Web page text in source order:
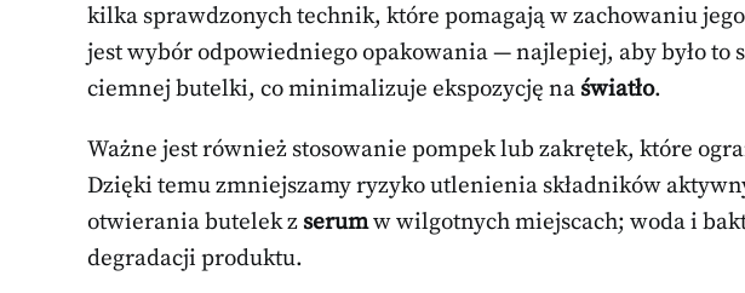
kilka sprawdzonych technik, które pomagają w zachowaniu
jest wybór odpowiedniego opakowania — najlepiej, aby było to
ciemnej butelki, co minimalizuje ekspozycję na światło.
Ważne jest również stosowanie pompek lub zakrętek, które
Dzięki temu zmniejszamy ryzyko utlenienia składników
otwierania butelek z serumw wilgotnych miejscach; woda i
degradacji produktu.